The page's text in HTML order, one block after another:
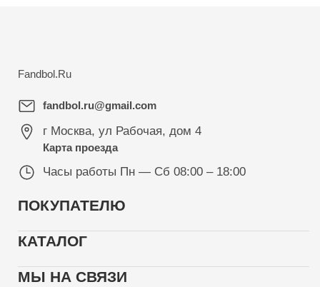
Fandbol.Ru
fandbol.ru@gmail.com
г Москва, ул Рабочая, дом 4
Карта проезда
Часы работы Пн — Сб 08:00 – 18:00
ПОКУПАТЕЛЮ
КАТАЛОГ
МЫ НА СВЯЗИ